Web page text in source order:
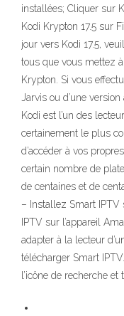
installées; Cliquer sur
Kodi Krypton 17.5 sur
jour vers Kodi 17.5,
tous que vous mettez
Krypton. Si vous
Jarvis ou d’une
Kodi est l’un des
certainement le plus
d’accéder à vos
certain nombre de
de centaines et de
– Installez Smart IPTV
IPTV sur l’appareil
adapter à la lecteur
télécharger Smart
l’icône de recherche et